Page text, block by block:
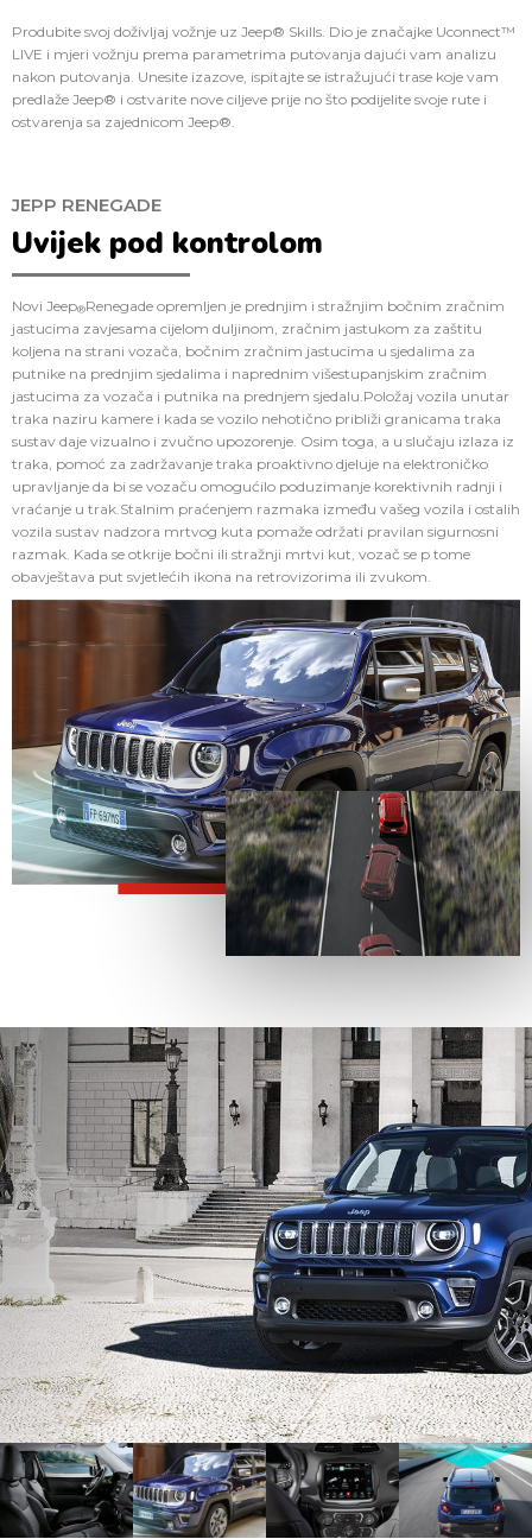
Produbite svoj doživljaj vožnje uz Jeep® Skills. Dio je značajke Uconnect™
LIVE i mjeri vožnju prema parametrima putovanja dajući vam analizu
nakon putovanja. Unesite izazove, ispitajte se istražujući trase koje vam
predlaže Jeep® i ostvarite nove ciljeve prije no što podijelite svoje rute i
ostvarenja sa zajednicom Jeep®.
JEPP RENEGADE
Uvijek pod kontrolom
Novi Jeep®Renegade opremljen je prednjim i stražnjim bočnim zračnim
jastucima zavjesama cijelom duljinom, zračnim jastukom za zaštitu
koljena na strani vozača, bočnim zračnim jastucima u sjedalima za
putnike na prednjim sjedalima i naprednim višestupanjskim zračnim
jastucima za vozača i putnika na prednjem sjedalu.Položaj vozila unutar
traka naziru kamere i kada se vozilo nehotično približi granicama traka
sustav daje vizualno i zvučno upozorenje. Osim toga, a u slučaju izlaza iz
traka, pomoć za zadržavanje traka proaktivno djeluje na elektroničko
upravljanje da bi se vozaču omogućilo poduzimanje korektivnih radnji i
vraćanje u trak.Stalnim praćenjem razmaka između vašeg vozila i ostalih
vozila sustav nadzora mrtvog kuta pomaže održati pravilan sigurnosni
razmak. Kada se otkrije bočni ili stražnji mrtvi kut, vozač se p tome
obavještava put svjetlećih ikona na retrovizorima ili zvukom.